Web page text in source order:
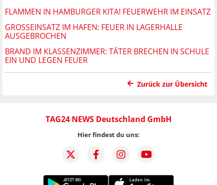
FLAMMEN IN HAMBURGER KITA! FEUERWEHR IM EINSATZ
GROSSEINSATZ IM HAFEN: FEUER IN LAGERHALLE A
USGEBROCHEN
BRAND IM KLASSENZIMMER: TÄTER BRECHEN IN SCHULE
EIN UND LEGEN FEUER
Zurück zur Übersicht
TAG24 NEWS Deutschland GmbH
Hier findest du uns: